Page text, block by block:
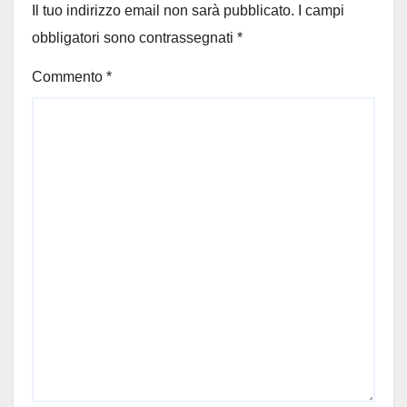
Il tuo indirizzo email non sarà pubblicato.
I campi
obbligatori sono contrassegnati *
Commento *